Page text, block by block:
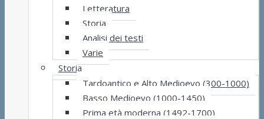
Letteratura
Storia
Analisi dei testi
Varie
Storia
Tardoantico e Alto Medioevo (300-1000)
Basso Medioevo (1000-1450)
Prima età moderna (1492-1700)